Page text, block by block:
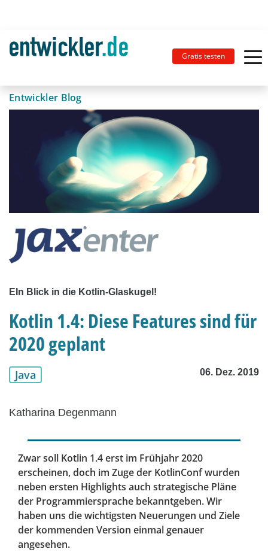
Gratis testen
Entwickler Blog
EIn Blick in die Kotlin-Glaskugel!
Kotlin 1.4: Diese Features sind für
2020 geplant
Java 06. Dez. 2019
Katharina Degenmann
Zwar soll Kotlin 1.4 erst im Frühjahr 2020
erscheinen, doch im Zuge der KotlinConf wurden
neben ersten Highlights auch strategische Pläne
der Programmiersprache bekanntgeben. Wir
haben uns die wichtigsten Neuerungen und Ziele
der kommenden Version einmal genauer
angesehen.